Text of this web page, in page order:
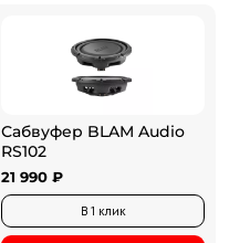
Сабвуфер BLAM Audio
RS102
21 990 ₽
В 1 клик